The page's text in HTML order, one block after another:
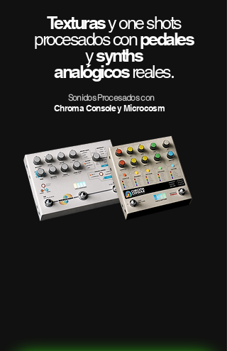
Texturasy one shots
procesados conpedales
ysynths
analógicosreales.
Sonidos Procesados con
Chroma Console y Microcosm